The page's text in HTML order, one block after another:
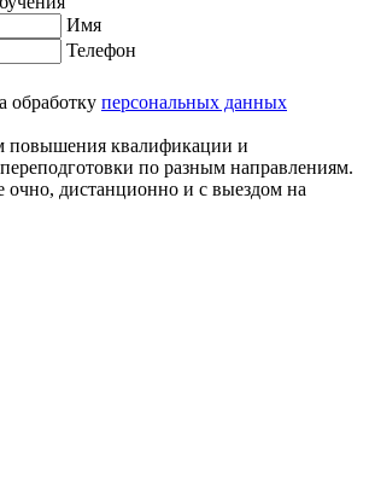
Имя
Телефон
обработку персональных данных
повышения квалификации и
по разным направлениям.
очно, дистанционно и с выездом на